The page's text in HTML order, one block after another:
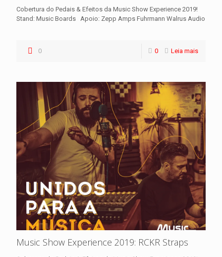
Cobertura do Pedais & Efeitos da Music Show Experience 2019!
Stand: Music Boards Apoio: Zepp Amps Fuhrmann Walrus Audio
0 0 Leia mais
Music Show Experience 2019: RCKR Straps